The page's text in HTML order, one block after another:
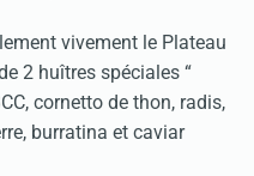
vivement le Plateau
2 huîtres spéciales “
cornetto de thon, radis,
burratina et caviar